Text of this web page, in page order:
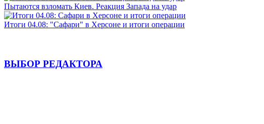
Пытаются взломать Киев. Реакция Запада на удар
Итоги 04.08: "Сафари" в Херсоне и итоги операции
ВЫБОР РЕДАКТОРА